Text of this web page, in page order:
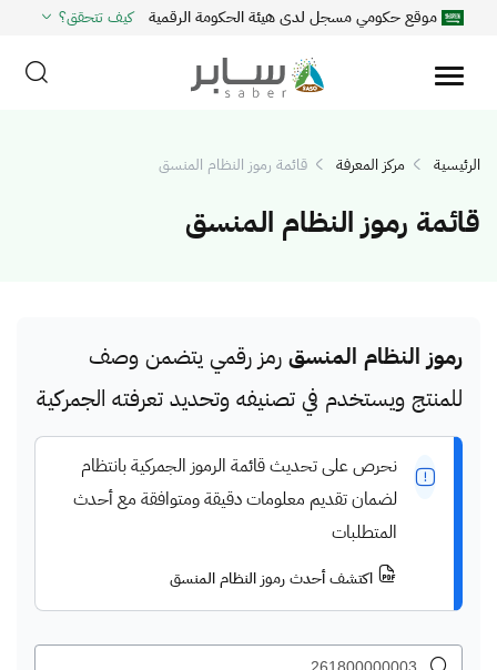
موقع حكومي مسجل لدى هيئة الحكومة الرقمية كيف تتحقق؟
الرئيسية مركز المعرفة قائمة رموز النظام المنسق
قائمة رموز النظام المنسق
رموز النظام المنسق رمز رقمي يتضمن وصف
للمنتج ويستخدم في تصنيفه وتحديد تعرفته الجمركية
نحرص على تحديث قائمة الرموز الجمركية بانتظام
لضمان تقديم معلومات دقيقة ومتوافقة مع أحدث
المتطلبات
اكتشف أحدث رموز النظام المنسق